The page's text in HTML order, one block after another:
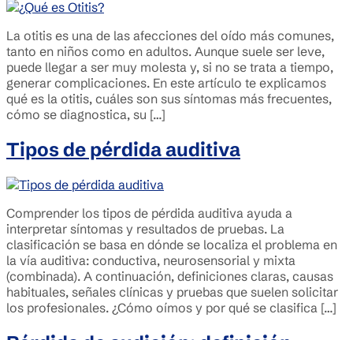
La otitis es una de las afecciones del oído más comunes,
tanto en niños como en adultos. Aunque suele ser leve,
puede llegar a ser muy molesta y, si no se trata a tiempo,
generar complicaciones. En este artículo te explicamos
qué es la otitis, cuáles son sus síntomas más frecuentes,
cómo se diagnostica, su […]
Tipos de pérdida auditiva
Comprender los tipos de pérdida auditiva ayuda a
interpretar síntomas y resultados de pruebas. La
clasificación se basa en dónde se localiza el problema en
la vía auditiva: conductiva, neurosensorial y mixta
(combinada). A continuación, definiciones claras, causas
habituales, señales clínicas y pruebas que suelen solicitar
los profesionales. ¿Cómo oímos y por qué se clasifica […]